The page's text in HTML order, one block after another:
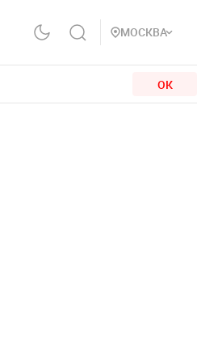
МОСКВА
ОК